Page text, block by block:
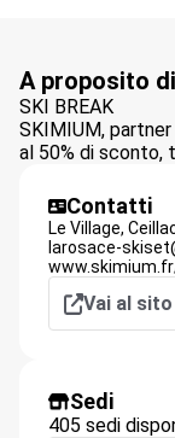
A proposito di
SKI BREAK
SKIMIUM,
al 50% di sconto,
Contatti
Le Village,
larosace-
Vai al
Sedi
405 sedi